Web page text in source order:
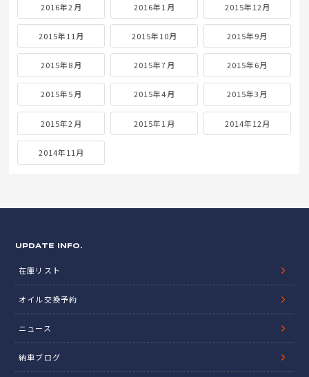
2016年2月 2016年1月 2015年12月
2015年11月 2015年10月 2015年9月
2015年8月 2015年7月 2015年6月
2015年5月 2015年4月 2015年3月
2015年2月 2015年1月 2014年12月
2014年11月
UPDATE INFO.
在庫リスト
オイル交換予約
ニュース
納車ブログ